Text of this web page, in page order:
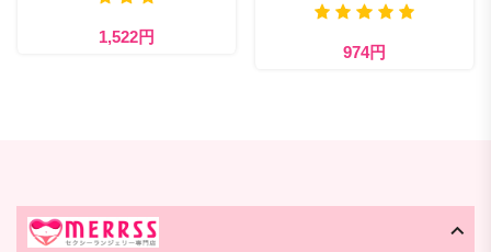
1,522円
974円